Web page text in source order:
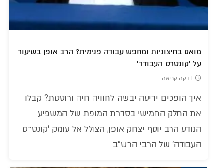
מואס בחיצוניות ומחפש עבודה פנימית? הרב אופן בשיעור
על 'קונטרס העבודה'
1 דקה קריאה
איך הופכים ידיעה יבשה לחוויה חיה ורוטטת? קבלו
את החלק החמישי בסדרת המופת של המשפיע
הנודע הרב יוסף יצחק אופן, הצולל אל עומק 'קונטרס
העבודה' של הרבי הרש"ב